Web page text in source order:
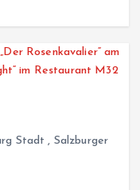
Stadt , Salzburger